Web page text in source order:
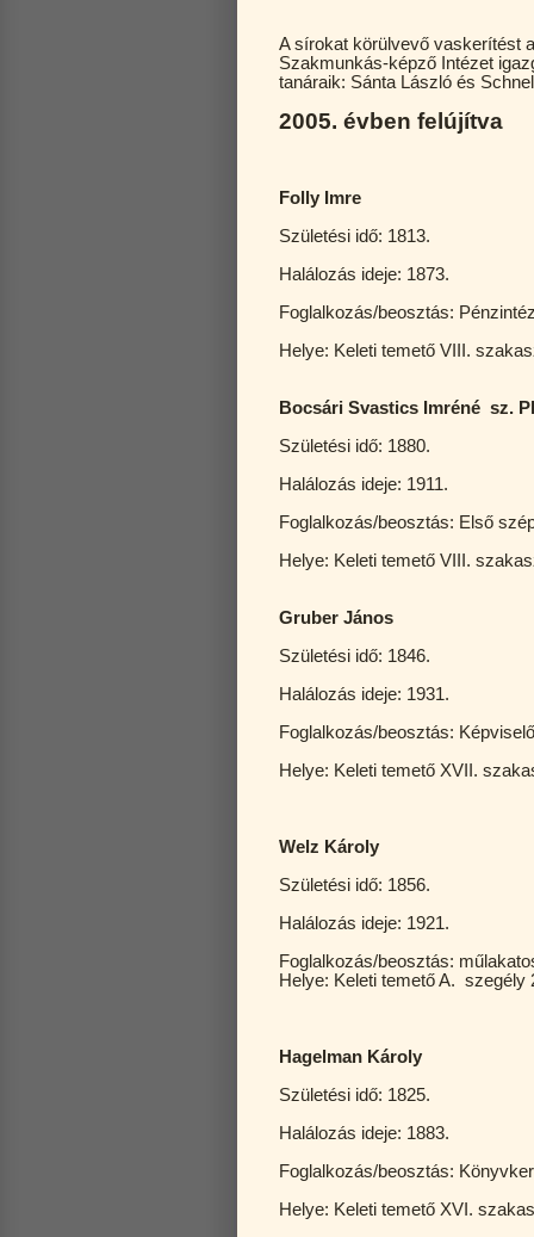
A sírokat körülvevő vaskerítést
Szakmunkás-képző Intézet
tanáraik: Sánta László és
2005. évben felújítva
Folly Imre
Születési idő: 1813.
Halálozás ideje: 1873.
Foglalkozás/beosztás:
Helye: Keleti temető VIII.
Bocsári Svastics Imréné sz.
Születési idő: 1880.
Halálozás ideje: 1911.
Foglalkozás/beosztás: Első
Helye: Keleti temető VIII.
Gruber János
Születési idő: 1846.
Halálozás ideje: 1931.
Foglalkozás/beosztás:
Helye: Keleti temető XVII.
Welz Károly
Születési idő: 1856.
Halálozás ideje: 1921.
Foglalkozás/beosztás:
Helye: Keleti temető A. szegély
Hagelman Károly
Születési idő: 1825.
Halálozás ideje: 1883.
Foglalkozás/beosztás:
Helye: Keleti temető XVI.